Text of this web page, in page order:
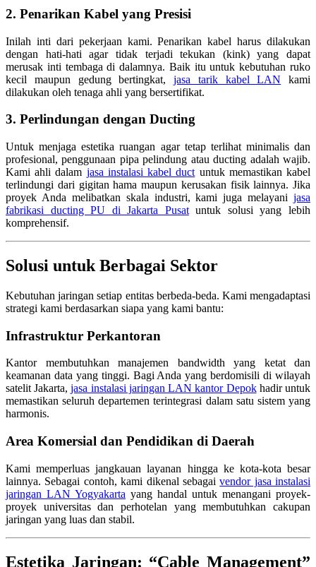
2. Penarikan Kabel yang Presisi
Inilah inti dari pekerjaan kami. Penarikan kabel harus dilakukan
dengan hati-hati agar tidak terjadi tekukan (kink) yang dapat
merusak inti tembaga di dalamnya. Baik itu untuk kebutuhan ruko
kecil maupun gedung bertingkat, jasa tarik kabel LAN kami
dilakukan oleh tenaga ahli yang bersertifikat.
3. Perlindungan dengan Ducting
Untuk menjaga estetika ruangan agar tetap terlihat minimalis dan
profesional, penggunaan pipa pelindung atau ducting adalah wajib.
Kami ahli dalam jasa instalasi kabel duct untuk memastikan kabel
terlindungi dari gigitan hama maupun kerusakan fisik lainnya. Jika
proyek Anda melibatkan skala industri, kami juga melayani jasa
fabrikasi ducting PU di Jakarta Pusatuntuk solusi yang lebih
komprehensif.
Solusi untuk Berbagai Sektor
Kebutuhan jaringan setiap entitas berbeda-beda. Kami mengadaptasi
strategi kami berdasarkan siapa yang kami bantu:
Infrastruktur Perkantoran
Kantor membutuhkan manajemen bandwidth yang ketat dan
keamanan data yang tinggi. Bagi Anda yang berdomisili di wilayah
satelit Jakarta,jasa instalasi jaringan LAN kantor Depokhadir untuk
memastikan seluruh departemen terintegrasi dalam satu sistem yang
harmonis.
Area Komersial dan Pendidikan di Daerah
Kami memperluas jangkauan layanan hingga ke kota-kota besar
lainnya. Sebagai contoh, kami dikenal sebagaivendor jasa instalasi
jaringan LAN Yogyakarta yang handal untuk menangani proyek-
proyek universitas dan perhotelan yang membutuhkan cakupan
jaringan yang luas dan stabil.
Estetika Jaringan: “Cable Management”